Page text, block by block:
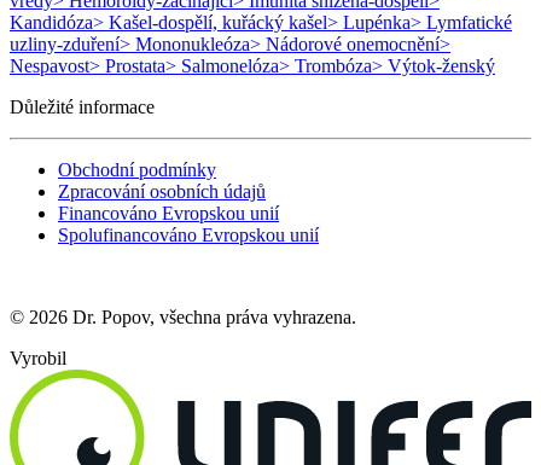
Kandidóza> Kašel-dospělí, kuřácký kašel> Lupénka> Lymfatické
uzliny-zduření> Mononukleóza> Nádorové onemocnění>
Nespavost> Prostata> Salmonelóza> Trombóza> Výtok-ženský
Důležité informace
Obchodní podmínky
Zpracování osobních údajů
Financováno Evropskou unií
Spolufinancováno Evropskou unií
© 2026 Dr. Popov, všechna práva vyhrazena.
Vyrobil